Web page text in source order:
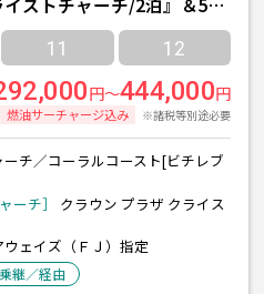
ル フィジー/3泊(朝食付
エアウェイズ利用/福岡発
11 12
円～444,000円
燃油サーチャージ込み ※諸税等別途必要
チ／コーラルコースト[ビチレブ
ーチ］
クラウン プラザ クライス
ェイズ（ＦＪ）指定
乗継／経由